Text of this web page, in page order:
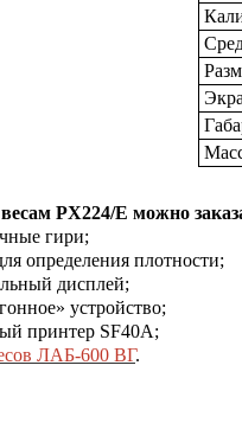
PX224/E можно
гири;
определения плотности;
дисплей;
устройство;
принтер SF40A;
ЛАБ-600 ВГ.